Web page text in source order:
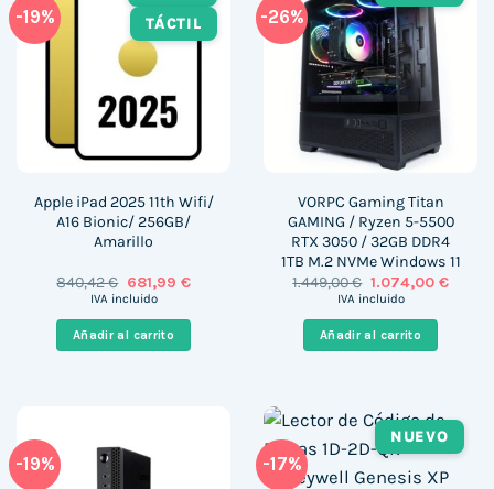
-19%
TÁCTIL
Apple iPad 2025 11th Wifi/
A16 Bionic/ 256GB/
Amarillo
840,42€ El
precio
era:
840,42 €.
681,99 €El
es:
IVA incluido
Añadir al carrito
-26%
VORPC Gaming Titan
GAMING / Ryzen 5-5500
RTX 3050 / 32GB DDR4
1TB M.2 NVMe Windows 11
1.449,00€ El
precio
era:
1.449,00 €.
1.074,00 €El
IVA incluido
Añadir al carrito
-19% -17%
NUEVO